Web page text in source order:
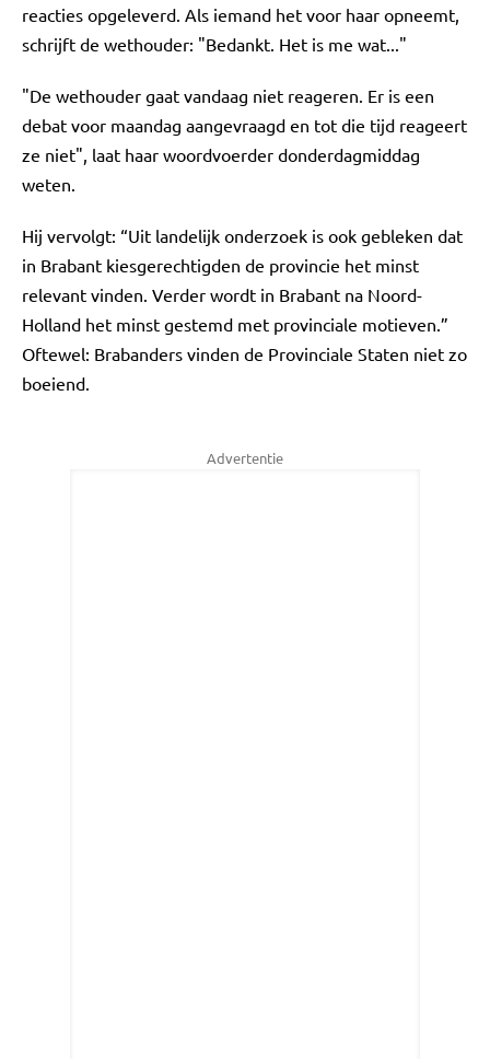
reacties opgeleverd. Als iemand het voor haar opneemt,
schrijft de wethouder: "Bedankt. Het is me wat..."
"De wethouder gaat vandaag niet reageren. Er is een
debat voor maandag aangevraagd en tot die tijd reageert
ze niet", laat haar woordvoerder donderdagmiddag
weten.
Hij vervolgt: “Uit landelijk onderzoek is ook gebleken dat
in Brabant kiesgerechtigden de provincie het minst
relevant vinden. Verder wordt in Brabant na Noord-
Holland het minst gestemd met provinciale motieven.”
Oftewel: Brabanders vinden de Provinciale Staten niet zo
boeiend.
Advertentie